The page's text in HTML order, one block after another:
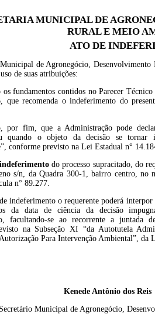
MUNICIPAL DE
RURAL E MEIO
ATO DE
de Agronegócio,
de suas atribuições:
os fundamentos contidos no Parecer
que recomenda o indeferimento do
por fim, que a Administração pode
quando o objeto da decisão se
conforme previsto na Lei Estadual n°
do processo supracitado, do
s/n, da Quadra 300-1, bairro centro, no
n° 89.277.
indeferimento o requerente poderá
da data de ciência da decisão
facultando-se ao recorrente a juntada
na Subseção XI “da Autotutela
Autorização Para Intervenção Ambiental”,
Kenede Antônio
Municipal de Agronegócio,